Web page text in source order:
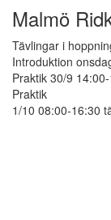
Malmö
Tävlingar i
Introduktion
Praktik 30/9
Praktik
1/10 08:00-16:30